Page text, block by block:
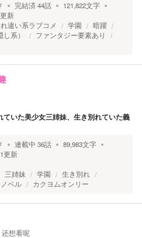
完結済44話 121,822文字
更新
違い系ラブコメ 学園
暗躍
系）
ファンタジー要素あり
ていた美少女三姉妹、生き別れていた義
連載中 36話 89,983文字
更新
三姉妹 学園
生き別れ
ベル カクヨムオンリー
想看呢